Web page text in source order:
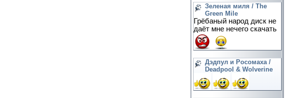
Зеленая миля / The
Green Mile
Грёбаный народ диск не
даёт мне нечего скачать
Дэдпул и Росомаха /
Deadpool & Wolverine